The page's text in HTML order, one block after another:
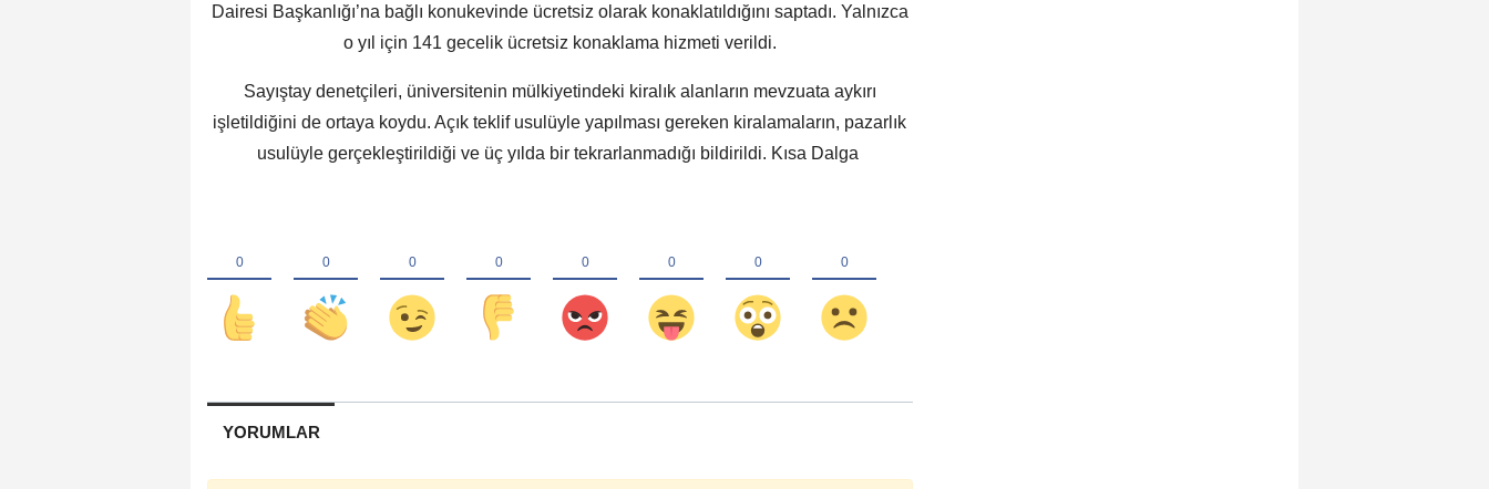
Dairesi Başkanlığı’na bağlı konukevinde ücretsiz olarak konaklatıldığını saptadı. Yalnızca
o yıl için 141 gecelik ücretsiz konaklama hizmeti verildi.
Sayıştay denetçileri, üniversitenin mülkiyetindeki kiralık alanların mevzuata aykırı
işletildiğini de ortaya koydu. Açık teklif usulüyle yapılması gereken kiralamaların, pazarlık
usulüyle gerçekleştirildiği ve üç yılda bir tekrarlanmadığı bildirildi. Kısa Dalga
YORUMLAR